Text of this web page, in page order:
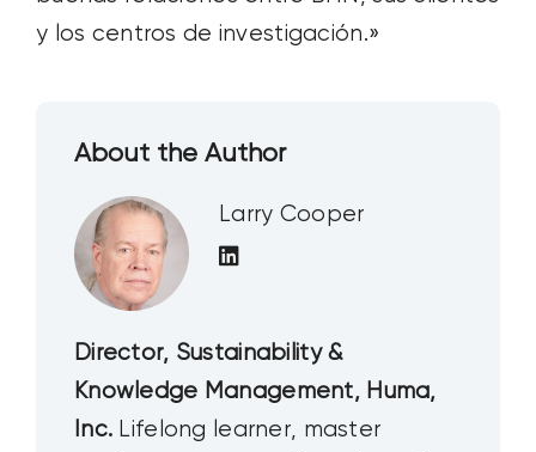
y los centros de investigación.»
About the Author
Larry Cooper
Director, Sustainability &
Knowledge Management, Huma,
Inc. Lifelong learner, master